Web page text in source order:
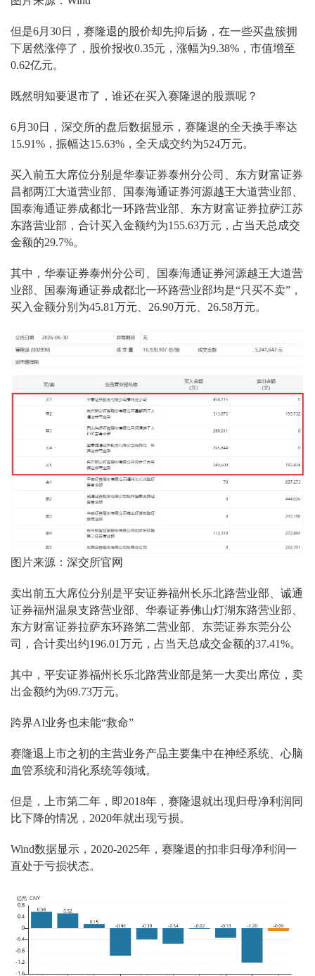
但是6月30日，赛隆退的股价却先抑后扬，在一些买盘簇拥
下居然涨停了，股价报收0.35元，涨幅为9.38%，市值增至
0.62亿元。
既然明知要退市了，谁还在买入赛隆退的股票呢？
6月30日，深交所的盘后数据显示，赛隆退的全天换手率达
15.91%，振幅达15.63%，全天成交约为524万元。
买入前五大席位分别是华泰证券泰州分公司、东方财富证券
昌都两江大道营业部、国泰海通证券河源越王大道营业部、
国泰海通证券成都北一环路营业部、东方财富证券拉萨江苏
东路营业部，合计买入金额约为155.63万元，占当天总成交
金额的29.7%。
其中，华泰证券泰州分公司、国泰海通证券河源越王大道营
业部、国泰海通证券成都北一环路营业部均是“只买不卖”，
买入金额分别为45.81万元、26.90万元、26.58万元。
图片来源：深交所官网
卖出前五大席位分别是平安证券福州长乐北路营业部、诚通
证券福州温泉支路营业部、华泰证券佛山灯湖东路营业部、
东方财富证券拉萨东环路第二营业部、东莞证券东莞分公
司，合计卖出约196.01万元，占当天总成交金额的37.41%。
其中，平安证券福州长乐北路营业部是第一大卖出席位，卖
出金额约为69.73万元。
跨界AI业务也未能“救命”
赛隆退上市之初的主营业务产品主要集中在神经系统、心脑
血管系统和消化系统等领域。
但是，上市第二年，即2018年，赛隆退就出现归母净利润同
比下降的情况，2020年就出现亏损。
Wind数据显示，2020-2025年，赛隆退的扣非归母净利润一
直处于亏损状态。